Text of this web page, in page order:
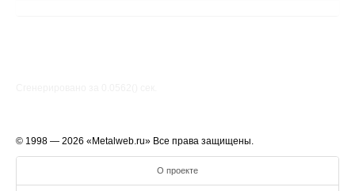
© 1998 — 2026 «Metalweb.ru» Все права защищены.
О проекте